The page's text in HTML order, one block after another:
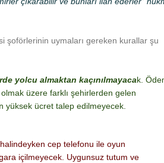
şoförlerinin uymaları gereken kurallar şu
yolcu almaktan kaçınılmayacak.
üzere farklı şehirlerden gelen
yüksek ücret talep edilmeyecek.
cep telefonu ile oyun
içilmeyecek. Uygunsuz tutum ve